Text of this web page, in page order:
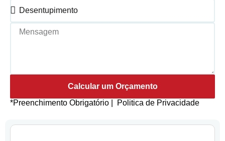
Calcular um Orçamento
*Preenchimento Obrigatório |
Politica de Privacidade